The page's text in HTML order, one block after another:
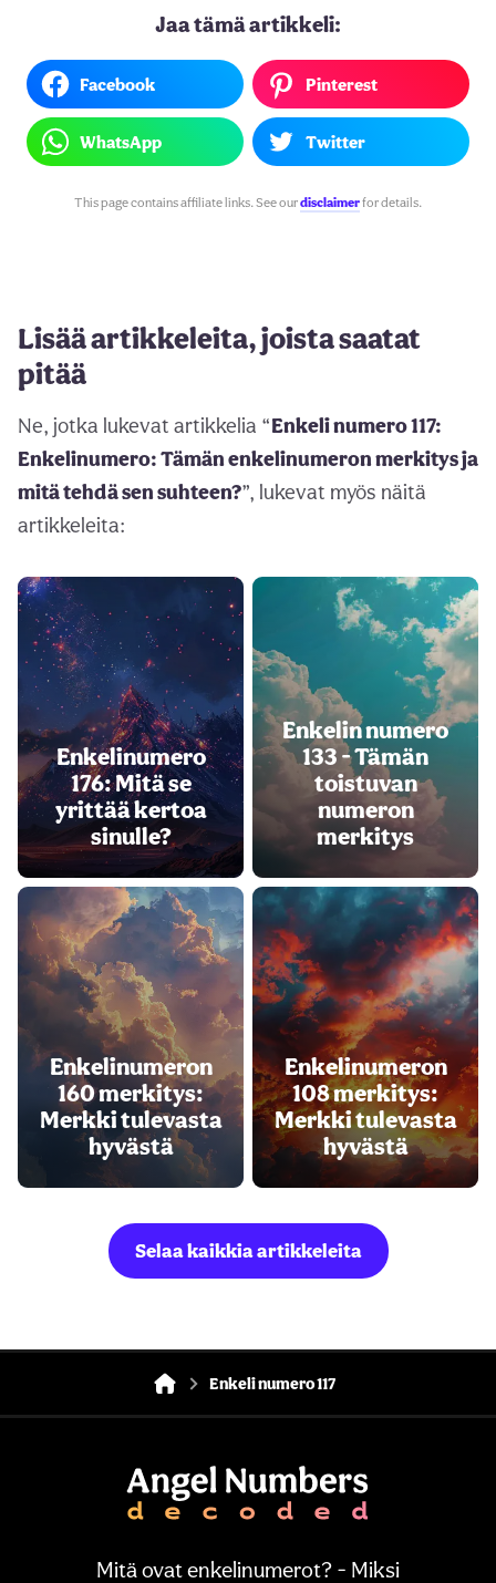
Jaa tämä artikkeli:
Facebook Pinterest
WhatsApp Twitter
This page contains affiliate links. See ourdisclaimerfor details.
Lisää artikkeleita, joista saatat
pitää
Ne, jotka lukevat artikkelia “Enkeli numero 117:
Enkelinumero: Tämän enkelinumeron merkitys ja
mitä tehdä sen suhteen?”, lukevat myös näitä
artikkeleita:
Enkelinumero
176: Mitä se
yrittää kertoa
sinulle?
Enkelin numero
133 - Tämän
toistuvan
numeron
merkitys
Enkelinumeron
160 merkitys:
Merkki tulevasta
hyvästä
Enkelinumeron
108 merkitys:
Merkki tulevasta
hyvästä
Selaa kaikkia artikkeleita
Enkeli numero 117
Mitä ovat enkelinumerot? - Miksi